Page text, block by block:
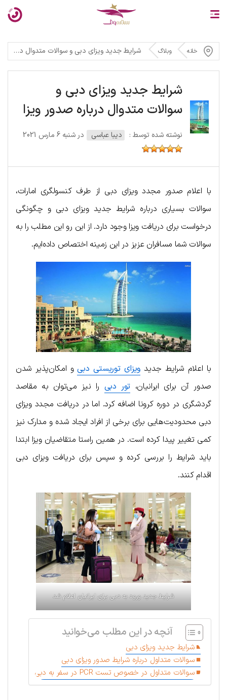
خانه وبلاگ شرایط جدید ویزای دبی و سوالات متدوال درباره صدور ویزا
شرایط جدید ویزای دبی و
سوالات متدوال درباره صدور ویزا
نوشته شده توسط : دیبا عباسی در شنبه 6 مارس 2021
با اعلام صدور مجدد ویزای دبی از طرف کنسولگری امارات،
سوالات بسیاری درباره شرایط جدید ویزای دبی و چگونگی
درخواست برای دریافت ویزا وجود دارد. از این رو این مطلب را به
سوالات شما مسافران عزیز در این زمینه اختصاص داده‌ایم.
با اعلام شرایط جدید ویزای توریستی دبیو امکان‌پذیر شدن
صدور آن برای ایرانیان، تور دبی را نیز می‌توان به مقاصد
گردشگری در دوره کرونا اضافه کرد. اما در دریافت مجدد ویزای
دبی محدودیت‌هایی برای برخی از افراد ایجاد شده و مدارک نیز
کمی تغییر پیدا کرده است. در همین راستا متقاضیان ویزا ابتدا
باید شرایط را بررسی کرده و سپس برای دریافت ویزای دبی
اقدام کنند.
شرایط جدید ورود به دبی برای ایرانیان اعلام شد
آنچه در این مطلب می‌خوانید
شرایط جدید ویزای دبی
سوالات متداول درباره شرایط صدور ویزای دبی
سوالات متداول در خصوص تست PCR در سفر به دبی